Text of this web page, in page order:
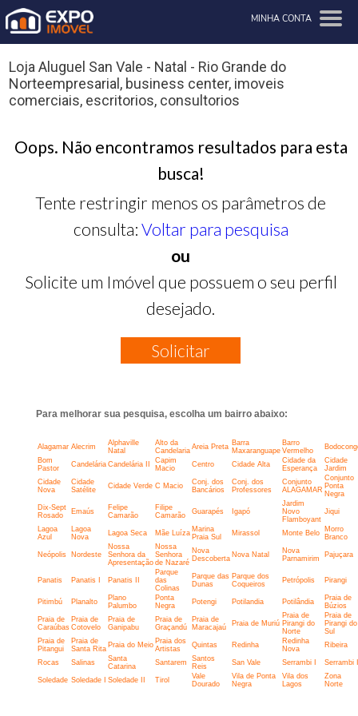
MINHA CONTA
Loja Aluguel San Vale - Natal - Rio Grande do
Norteempresarial, business center, imoveis
comerciais, escritorios, consultorios
Oops. Não encontramos resultados para esta
busca!
Tente restringir menos os parâmetros de
consulta: Voltar para pesquisa
ou
Solicite um Imóvel que possuem o seu perfil
desejado.
Solicitar
Para melhorar sua pesquisa, escolha um bairro abaixo:
Alagamar Alecrim
Alphaville
Natal
Alto da
Candelaria Areia Preta Barra
Maxaranguape
Barro
Vermelho
Bom
Pastor
Candelária Candelária II
Capim
Macio
Centro Cidade Alta
Cidade da
Esperança
Cidade
Jardim
Cidade
Nova
Cidade
Satélite
Cidade Verde C Macio
Conj. dos
Bancários
Conj. dos
Professores
Conjunto
ALAGAMAR
Conjunto
Ponta
Negra
Dix-Sept
Rosado
Emaús
Felipe
Camarão
Filipe
Camarão
Guarapés Igapó
Jardim
Novo
Flamboyant
Jiqui
Lagoa
Azul
Lagoa
Nova
Lagoa Seca Mãe Luíza Marina
Praia Sul
Mirassol Monte Belo
Morro
Branco
Neópolis Nordeste
Nossa
Senhora da
Apresentação
Nossa
Senhora
de Nazaré
Nova
Descoberta Nova Natal
Nova
Parnamirim
Pajuçara
Panatis Panatis I Panatis II
Parque
das
Colinas
Parque das
Dunas
Parque dos
Coqueiros
Petrópolis Pirangi
Pitimbú Planalto
Plano
Palumbo
Ponta
Negra
Potengi Potilandia Potilândia
Praia de
Búzios
Praia de
Caraúbas
Praia de
Cotovelo
Praia de
Ganipabu
Praia de
Graçandú
Praia de
Maracajaú
Praia de Muriú
Praia de
Pirangi do
Norte
Praia de
Pirangi do
Sul
Praia de
Pitangui
Praia de
Santa Rita Praia do Meio Praia dos
Artistas
Quintas Redinha
Redinha
Nova
Ribeira
Rocas Salinas
Santa
Catarina
Santarem
Santos
Reis
San Vale Serrambi I Serrambi
Soledade Soledade I Soledade II Tirol
Vale
Dourado
Vila de Ponta
Negra
Vila dos
Lagos
Zona
Norte